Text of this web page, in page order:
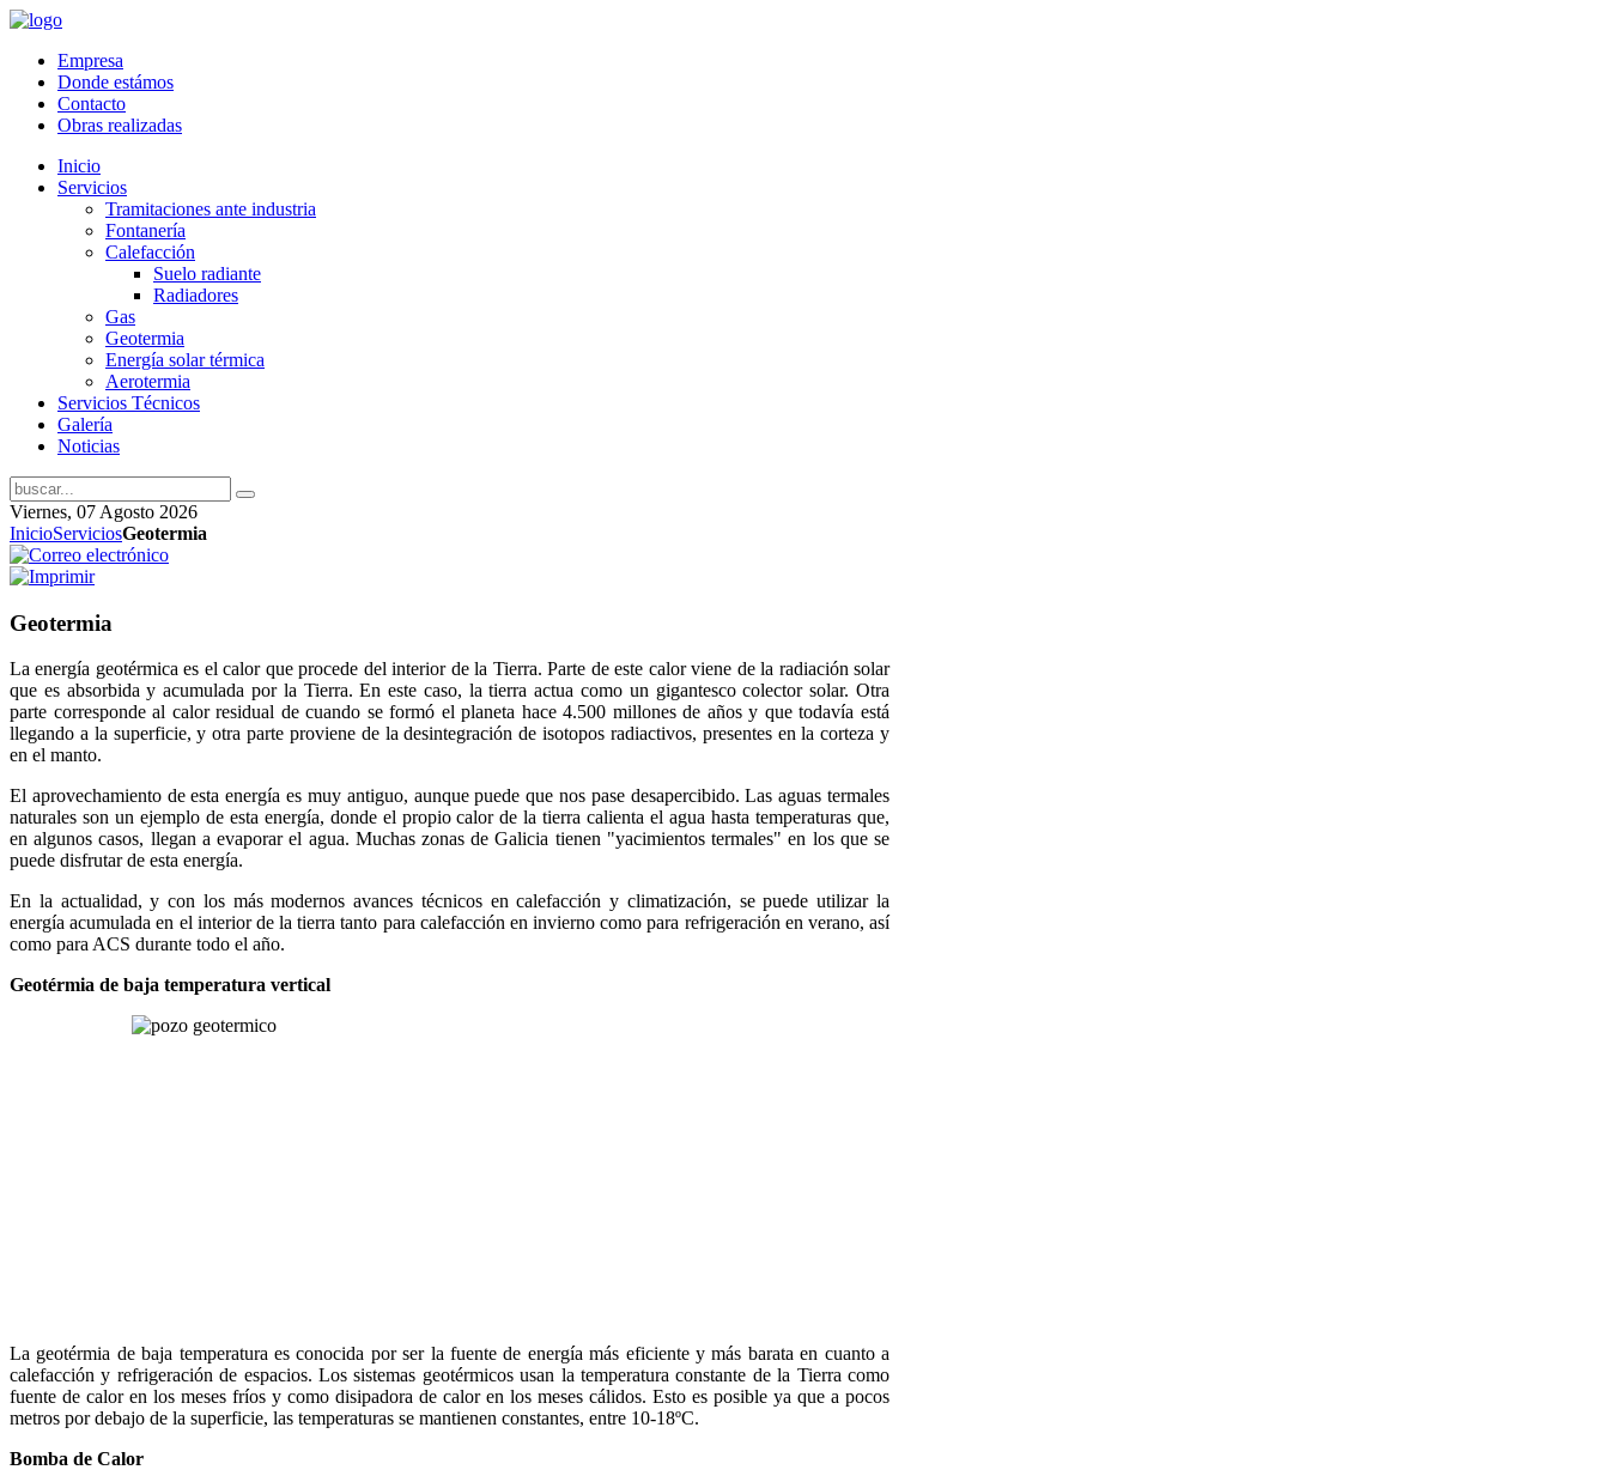
Empresa
Donde estámos
Contacto
Obras realizadas
Inicio
Servicios
Tramitaciones ante industria
Fontanería
Calefacción
Suelo radiante
Radiadores
Gas
Geotermia
Energía solar térmica
Aerotermia
Servicios Técnicos
Galería
Noticias
Viernes, 07 Agosto 2026
InicioServiciosGeotermia
Geotermia
La energía geotérmica es el calor que procede del interior de la Tierra. Parte de este calor viene de la radiación solar
que es absorbida y acumulada por la Tierra. En este caso, la tierra actua como un gigantesco colector solar. Otra
parte corresponde al calor residual de cuando se formó el planeta hace 4.500 millones de años y que todavía está
llegando a la superficie, y otra parte proviene de la desintegración de isotopos radiactivos, presentes en la corteza y
en el manto.
El aprovechamiento de esta energía es muy antiguo, aunque puede que nos pase desapercibido. Las aguas termales
naturales son un ejemplo de esta energía, donde el propio calor de la tierra calienta el agua hasta temperaturas que,
en algunos casos, llegan a evaporar el agua. Muchas zonas de Galicia tienen "yacimientos termales" en los que se
puede disfrutar de esta energía.
En la actualidad, y con los más modernos avances técnicos en calefacción y climatización, se puede utilizar la
energía acumulada en el interior de la tierra tanto para calefacción en invierno como para refrigeración en verano, así
como para ACS durante todo el año.
Geotérmia de baja temperatura vertical
La geotérmia de baja temperatura es conocida por ser la fuente de energía más eficiente y más barata en cuanto a
calefacción y refrigeración de espacios. Los sistemas geotérmicos usan la temperatura constante de la Tierra como
fuente de calor en los meses fríos y como disipadora de calor en los meses cálidos. Esto es posible ya que a pocos
metros por debajo de la superficie, las temperaturas se mantienen constantes, entre 10-18ºC.
Bomba de Calor